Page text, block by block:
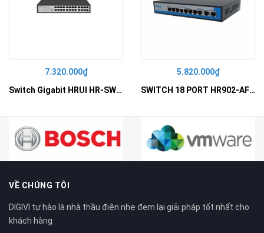
7.320.000₫
Switch Gigabit HRUI HR-SWG10240D
5.820.000₫
SWITCH 18 PORT HR902-AF162G-300 – Switch PoE 16 Cổng
VỀ CHÚNG TÔI
DIGIVI tự hào là nhà thầu điện nhẹ đem lại giải pháp tốt nhất cho
khách hàng